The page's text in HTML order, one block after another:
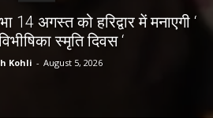
14 अगस्त को हरिद्वार में मनाएगी ‘
स्मृति दिवस ‘
Kohli - August 5, 2026